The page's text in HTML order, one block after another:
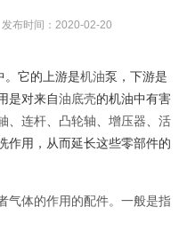
发布时间： 2020-02-20
。它的上游是机油泵，下游是
是对来自油底壳的机油中有害
连杆 凸轮轴 增压器
活
作用，从而延长这些零部件的
气体的作用的配件。一般是指